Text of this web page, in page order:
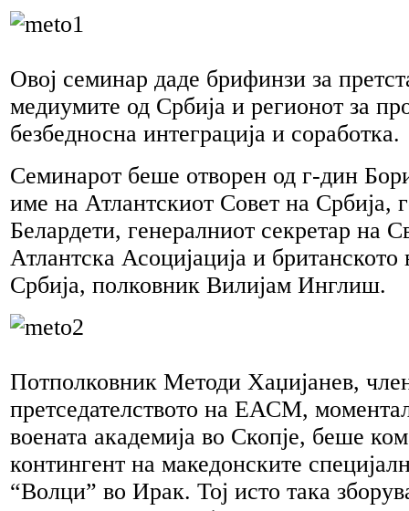
Овој семинар даде брифинзи за
медиумите од Србија и регионот за
безбедносна интеграција и соработка.
Семинарот беше отворен од г-дин
име на Атлантскиот Совет на Србија,
Белардети, генералниот секретар на
Атлантска Асоцијација и
Србија, полковник Вилијам Инглиш.
Потполковник Методи Хаџијанев,
претседателството на ЕАСМ,
воената академија во Скопје, беше
контингент на македонските
“Волци” во Ирак. Тој исто така